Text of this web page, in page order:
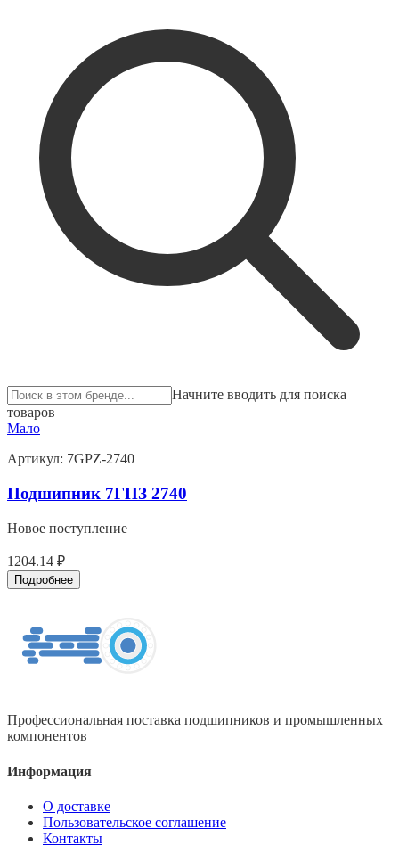
Начните вводить для поиска
товаров
Мало
Артикул: 7GPZ-2740
Подшипник 7ГПЗ 2740
Новое поступление
1204.14 ₽
Подробнее
Профессиональная поставка подшипников и промышленных
компонентов
Информация
О доставке
Пользовательское соглашение
Контакты